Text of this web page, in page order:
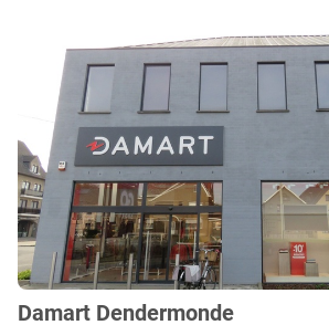
ENTER
toets
voor
meer
info
boetiek
Damart Dendermonde